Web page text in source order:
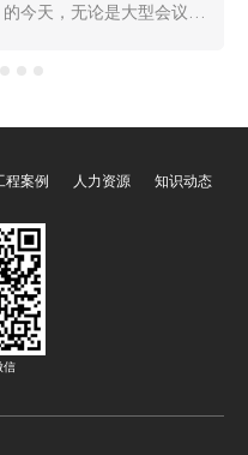
今天，超高清画面带来的视
到商业展示空间，4K 甚至
越普及。然而，当面临多个
景时，如何高效、稳定地实
现信号切换，成为了亟待解
决的问题。广州欧雅丽信息
技术有限公司oyalee中议视
控的4K矩阵切换器“8进8出
MMD、32进32出FLX-
程案例 人力资源 知识动态
信